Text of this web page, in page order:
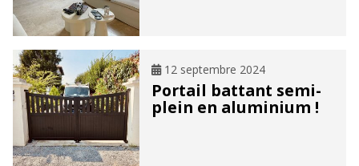
12 septembre 2024
Portail battant semi-
plein en aluminium !